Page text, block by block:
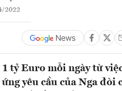
2022
tỷ Euro mỗi ngày từ
yêu cầu của Nga đòi